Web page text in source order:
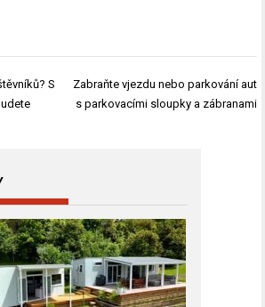
S
Zabraňte vjezdu nebo parkování aut
s parkovacími sloupky a zábranami